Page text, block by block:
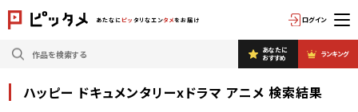
あたなに ピッ タリなエンタメをお届け ログイン
あなたに
おすすめ
ランキング
ハッピー ドキュメンタリーxドラマ アニメ 検索結果